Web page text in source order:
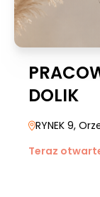
DOLIK
RYNEK 9,
Teraz